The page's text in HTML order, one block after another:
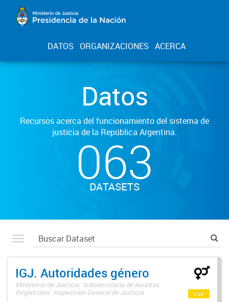
DATOS ORGANIZACIONES ACERCA
Datos
Recursos acerca del funcionamiento del sistema de
justicia de la República Argentina.
063
DATASETS
IGJ. Autoridades género
Ministerio de Justicia. Subsecretaría de Asuntos
Registrales. Inspección General de Justicia
csv